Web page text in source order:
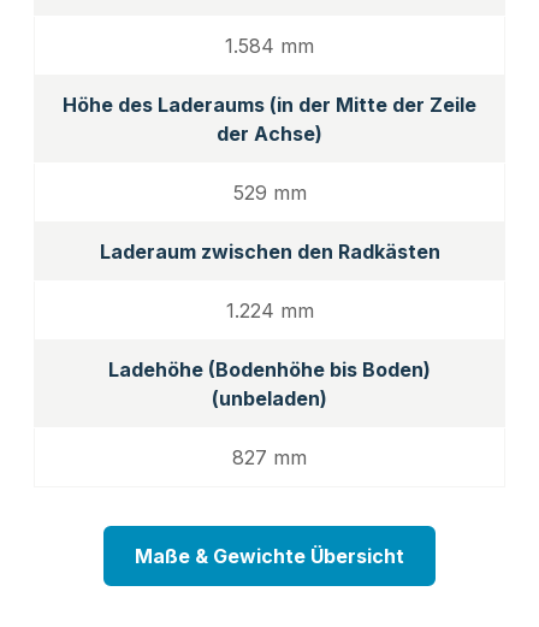
1.584 mm
Höhe des Laderaums (in der Mitte der Zeile
der Achse)
529 mm
Laderaum zwischen den Radkästen
1.224 mm
Ladehöhe (Bodenhöhe bis Boden)
(unbeladen)
827 mm
Maße & Gewichte Übersicht